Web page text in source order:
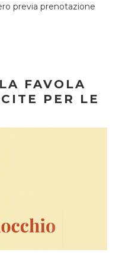
previa prenotazione
FAVOLA
PER LE